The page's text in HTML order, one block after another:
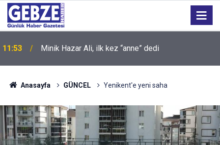
11:53 Minik Hazar Ali, ilk kez “anne” dedi
Anasayfa GÜNCEL Yenikent'e yeni saha